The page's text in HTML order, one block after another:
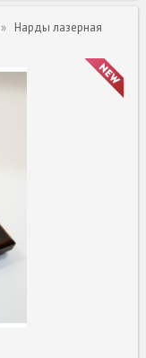
Нарды лазерная